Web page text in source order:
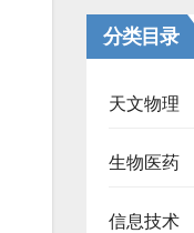
分类目录
天文物理
生物医药
信息技术